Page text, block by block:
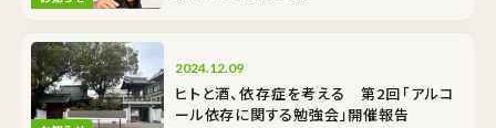
2024.12.09
ヒトと酒、依存症を考える 第2回「アルコ
ール依存に関する勉強会」開催報告